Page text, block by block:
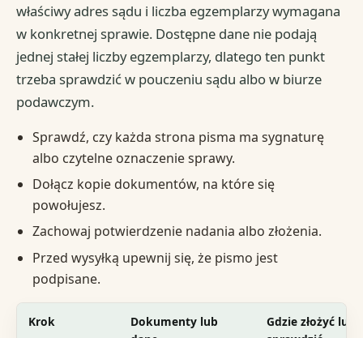
właściwy adres sądu i liczba egzemplarzy wymagana
w konkretnej sprawie. Dostępne dane nie podają
jednej stałej liczby egzemplarzy, dlatego ten punkt
trzeba sprawdzić w pouczeniu sądu albo w biurze
podawczym.
Sprawdź, czy każda strona pisma ma sygnaturę
albo czytelne oznaczenie sprawy.
Dołącz kopie dokumentów, na które się
powołujesz.
Zachowaj potwierdzenie nadania albo złożenia.
Przed wysyłką upewnij się, że pismo jest
podpisane.
Krok
Dokumenty lub
Gdzie złożyć lub